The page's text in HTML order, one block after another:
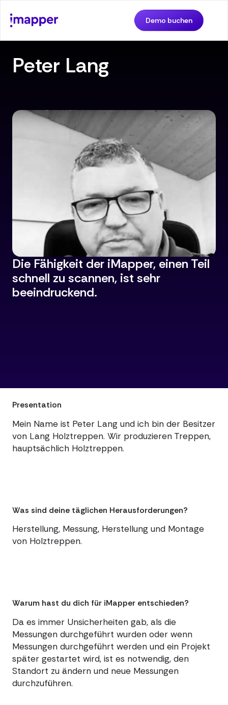
Demo buchen
Peter Lang
Die Fähigkeit der iMapper, einen Teil
schnell zu scannen, ist sehr
beeindruckend.
Presentation
Mein Name ist Peter Lang und ich bin der Besitzer
von Lang Holztreppen. Wir produzieren Treppen,
hauptsächlich Holztreppen.
Was sind deine täglichen Herausforderungen?
Herstellung, Messung, Herstellung und Montage
von Holztreppen.
Warum hast du dich für iMapper entschieden?
Da es immer Unsicherheiten gab, als die
Messungen durchgeführt wurden oder wenn
Messungen durchgeführt werden und ein Projekt
später gestartet wird, ist es notwendig, den
Standort zu ändern und neue Messungen
durchzuführen.